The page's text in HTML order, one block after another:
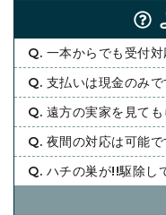
Q. 一本からでも受付
Q. 支払いは現金のみで
Q. 遠方の実家を見ても
Q. 夜間の対応は可能で
Q. ハチの巣が!!駆除し